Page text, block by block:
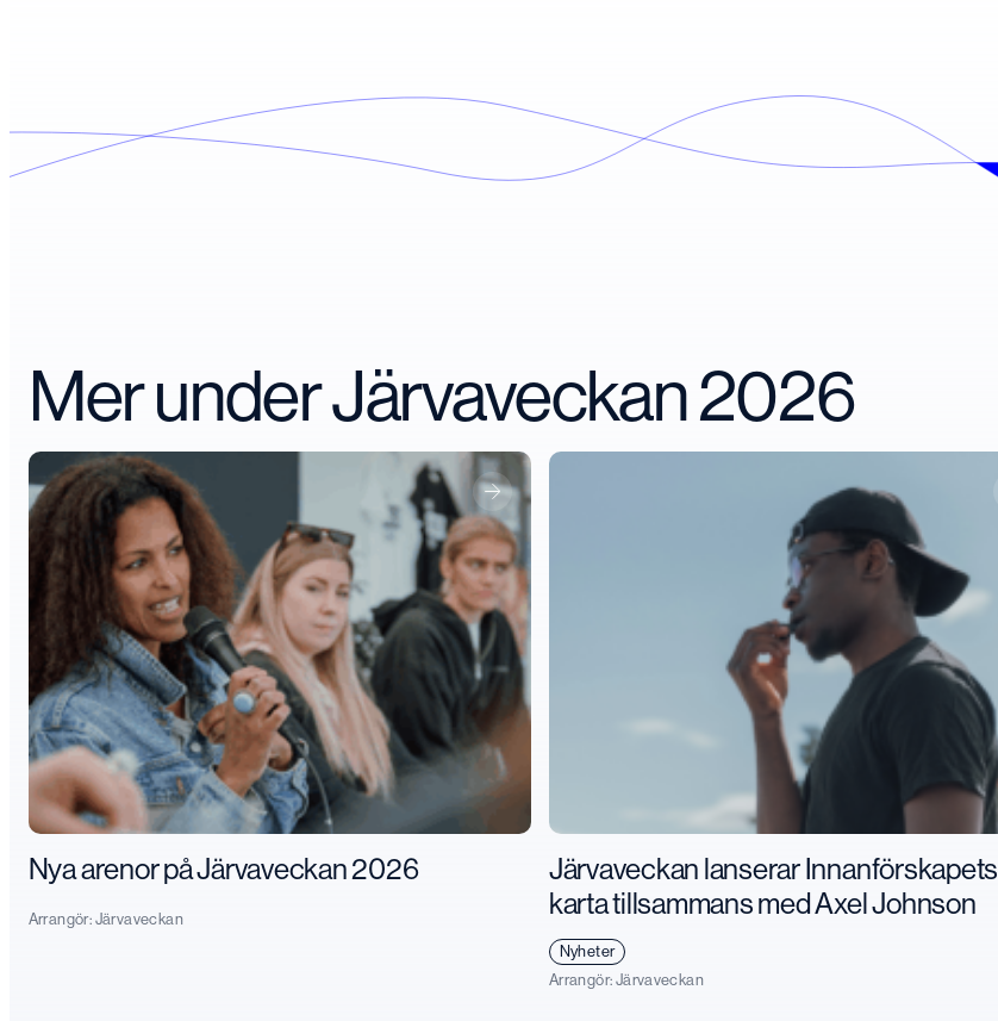
Mer under Järvaveckan 2026
Nya arenor på Järvaveckan 2026
Arrangör:Järvaveckan
Järvaveckan lanserar Innanförskapets
karta tillsammans med Axel Johnson
Nyheter
Arrangör:Järvaveckan